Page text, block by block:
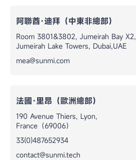
阿聯酋·迪拜（中東非總部）
Room 3801&3802, Jumeirah Bay X2,
Jumeirah Lake Towers, Dubai,UAE
mea@sunmi.com
法國·里昂（歐洲總部）
190 Avenue Thiers, Lyon,
France（69006）
33(0)487652934
contact@sunmi.tech